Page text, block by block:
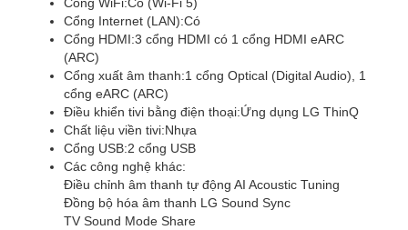
Cổng WiFi:Có (Wi-Fi 5)
Cổng Internet (LAN):Có
Cổng HDMI:3 cổng HDMI có 1 cổng HDMI eARC
(ARC)
Cổng xuất âm thanh:1 cổng Optical (Digital Audio), 1
cổng eARC (ARC)
Điều khiển tivi bằng điện thoại:Ứng dụng LG ThinQ
Chất liệu viền tivi:Nhựa
Cổng USB:2 cổng USB
Các công nghệ khác:
Điều chỉnh âm thanh tự động AI Acoustic Tuning
Đồng bộ hóa âm thanh LG Sound Sync
TV Sound Mode Share